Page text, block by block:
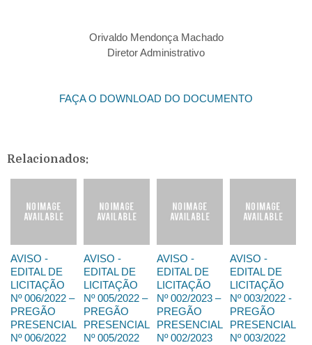
Orivaldo Mendonça Machado
Diretor Administrativo
FAÇA O DOWNLOAD DO DOCUMENTO
Relacionados:
AVISO -
EDITAL DE
LICITAÇÃO
Nº 006/2022 –
PREGÃO
PRESENCIAL
Nº 006/2022
AVISO -
EDITAL DE
LICITAÇÃO
Nº 005/2022 –
PREGÃO
PRESENCIAL
Nº 005/2022
AVISO -
EDITAL DE
LICITAÇÃO
Nº 002/2023 –
PREGÃO
PRESENCIAL
Nº 002/2023
AVISO -
EDITAL DE
LICITAÇÃO
Nº 003/2022 -
PREGÃO
PRESENCIAL
Nº 003/2022